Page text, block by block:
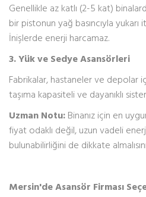
Genellikle az katlı (2-5 kat)
bir pistonun yağ basıncıyla
İnişlerde enerji harcamaz.
3. Yük ve Sedye Asansörleri
Fabrikalar, hastaneler ve depolar
taşıma kapasiteli ve dayanıklı
Uzman Notu: Binanız için en
fiyat odaklı değil, uzun vadeli
bulunabilirliğini de dikkate
Mersin'de Asansör Firması